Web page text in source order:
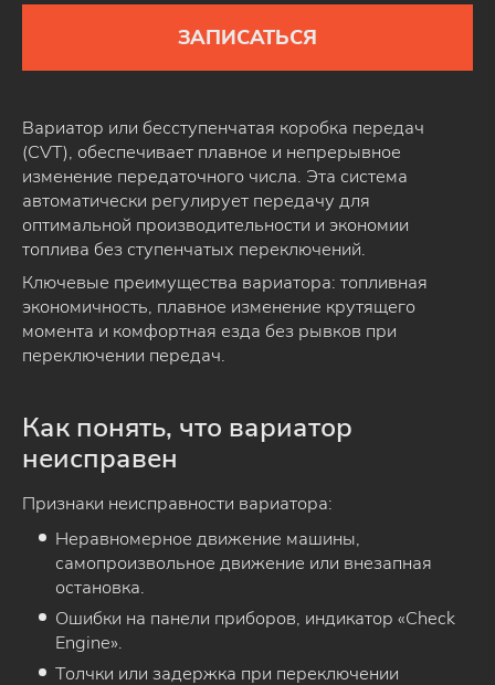
ЗАПИСАТЬСЯ
Вариатор или бесступенчатая коробка передач
(CVT), обеспечивает плавное и непрерывное
изменение передаточного числа. Эта система
автоматически регулирует передачу для
оптимальной производительности и экономии
топлива без ступенчатых переключений.
Ключевые преимущества вариатора: топливная
экономичность, плавное изменение крутящего
момента и комфортная езда без рывков при
переключении передач.
Как понять, что вариатор
неисправен
Признаки неисправности вариатора:
Неравномерное движение машины,
самопроизвольное движение или внезапная
остановка.
Ошибки на панели приборов, индикатор «Check
Engine».
Толчки или задержка при переключении